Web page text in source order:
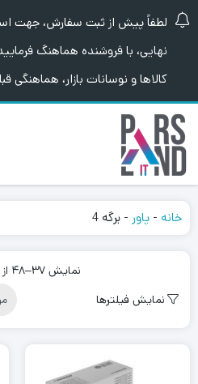
لطفاً پیش از ثبت سفارش، جهت
نهایی، با فروشنده هماهنگ
کالاها و نوسانات بازار،
خانه - پاور - برگه 4
نمایش 37–48 از 113 نتیجه
نمایش فیلترها